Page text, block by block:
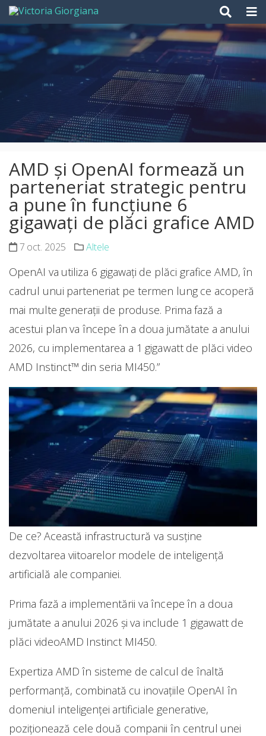
Skip
content
AMD și OpenAI formează un
parteneriat strategic pentru
a pune în funcțiune 6
gigawați de plăci grafice AMD
7 oct. 2025 Altele
OpenAI va utiliza 6 gigawați de plăci grafice AMD, în
cadrul unui parteneriat pe termen lung ce acoperă
mai multe generații de produse. Prima fază a
acestui plan va începe în a doua jumătate a anului
2026, cu implementarea a 1 gigawatt de plăci video
AMD Instinct™ din seria MI450.”
De ce? Această infrastructură va susține
dezvoltarea viitoarelor modele de inteligență
artificială ale companiei.
Prima fază a implementării va începe în a doua
jumătate a anului 2026 și va include 1 gigawatt de
plăci videoAMD Instinct MI450.
Expertiza AMD în sisteme de calcul de înaltă
performanță, combinată cu inovațiile OpenAI în
domeniul inteligenței artificiale generative,
poziționează cele două companii în centrul unei